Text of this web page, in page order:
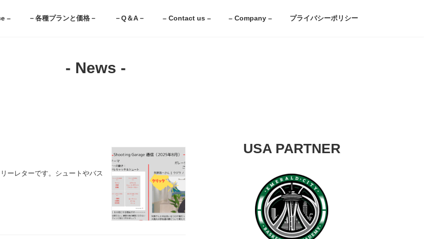
– －各種プランと価格－ －Q＆A－ – Contact us – – Company – プライバシーポリシー
- News -
ーレターです。シュートやバス
USA PARTNER